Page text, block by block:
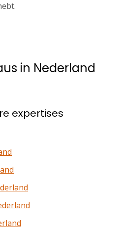
in Nederland
expertises